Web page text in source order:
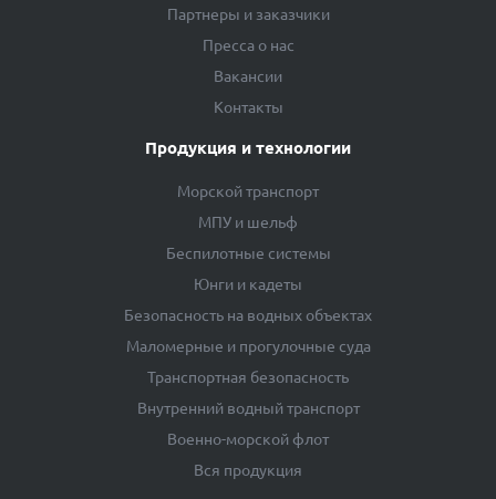
Партнеры и заказчики
Пресса о нас
Вакансии
Контакты
Продукция и технологии
Морской транспорт
МПУ и шельф
Беспилотные системы
Юнги и кадеты
Безопасность на водных объектах
Маломерные и прогулочные суда
Транспортная безопасность
Внутренний водный транспорт
Военно-морской флот
Вся продукция